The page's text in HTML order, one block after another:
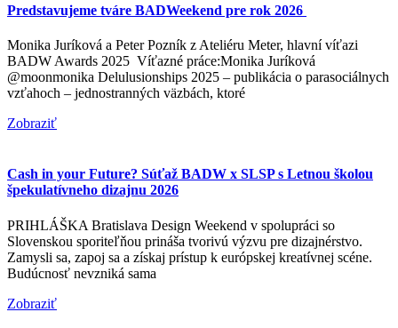
Predstavujeme tváre BADWeekend pre rok 2026
Monika Juríková a Peter Pozník z Ateliéru Meter, hlavní víťazi
BADW Awards 2025 Víťazné práce:Monika Juríková
@moonmonika Delulusionships 2025 – publikácia o parasociálnych
vzťahoch – jednostranných väzbách, ktoré
Zobraziť
Cash in your Future? Súťaž BADW x SLSP s Letnou školou
špekulatívneho dizajnu 2026
PRIHLÁŠKA Bratislava Design Weekend v spolupráci so
Slovenskou sporiteľňou prináša tvorivú výzvu pre dizajnérstvo.
Zamysli sa, zapoj sa a získaj prístup k európskej kreatívnej scéne.
Budúcnosť nevzniká sama
Zobraziť